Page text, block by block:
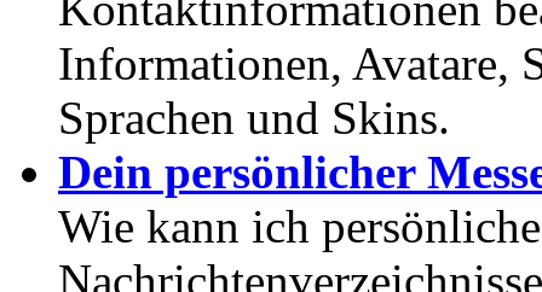
Informationen, Avatare,
Sprachen und Skins.
Dein persönlicher
Wie kann ich